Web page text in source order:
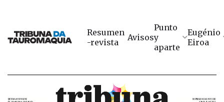
Resumen
-revista
Avisos
Punto
y
aparte
Eugénio
Eiroa